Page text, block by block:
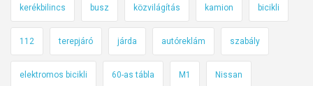
kerékbilincs busz közvilágítás kamion bicikli
112 terepjáró járda autóreklám szabály
elektromos bicikli 60-as tábla M1 Nissan